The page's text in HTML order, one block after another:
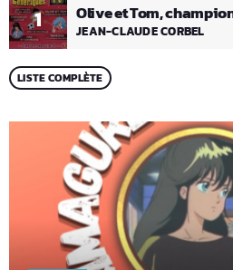
1 Olive et Tom,
JEAN-CLAUDE CORBEL
LISTE COMPLÈTE